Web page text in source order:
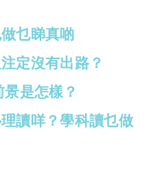
乜睇真啲
定沒有出路？
是怎樣？
讀咩？學科讀乜做